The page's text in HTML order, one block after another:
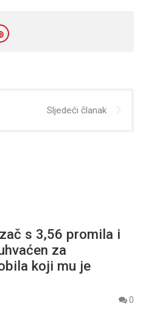
Sljedeći članak
s 3,56 promila i
za
koji mu je
0